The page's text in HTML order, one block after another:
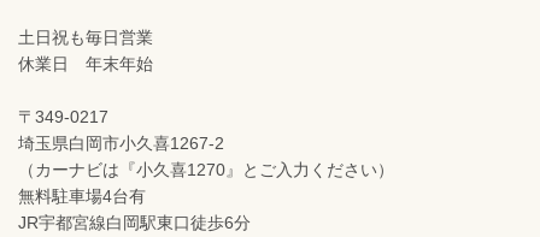
土日祝も毎日営業
休業日 年末年始
〒349-0217
埼玉県白岡市小久喜1267-2
（カーナビは『小久喜1270』とご入力ください）
無料駐車場4台有
JR宇都宮線白岡駅東口徒歩6分